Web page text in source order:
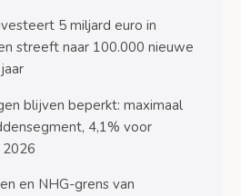
startersregelingen per gemeente
gemeenten: financiering en
5 miljard euro in
streeft naar 100.000 nieuwe
blijven beperkt: maximaal
4,1% voor
2026
en NHG-grens van